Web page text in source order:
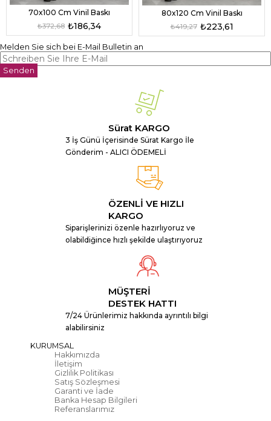
70x100 Cm Vinil Baskı
₺186,34
₺372,68
80x120 Cm Vinil Baskı
₺223,61
₺419,27
Melden Sie sich bei E-Mail Bulletin an
Senden
Sürat KARGO
3 İş Günü İçerisinde Sürat Kargo İle
Gönderim - ALICI ÖDEMELİ
ÖZENLİ VE HIZLI
KARGO
Siparişlerinizi özenle hazırlıyoruz ve
olabildiğince hızlı şekilde ulaştırıyoruz
MÜŞTERİ
DESTEK HATTI
7/24 Ürünlerimiz hakkında ayrıntılı bilgi
alabilirsiniz
KURUMSAL
Hakkımızda
İletişim
Gizlilik Politikası
Satış Sözleşmesi
Garanti ve İade
Banka Hesap Bilgileri
Referanslarımız